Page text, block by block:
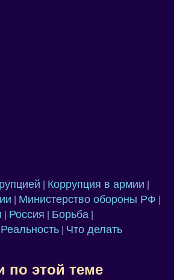
Коррупция в армии
Министерство обороны РФ
Россия Борьба
Реальность Что делать
по этой теме